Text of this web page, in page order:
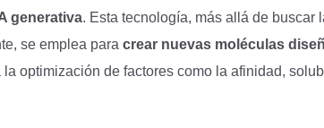
generativa. Esta tecnología, más allá de buscar
se emplea para crear nuevas moléculas
optimización de factores como la afinidad,